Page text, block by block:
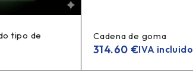
tipo de
Cadena de goma
314.60 €IVA incluido